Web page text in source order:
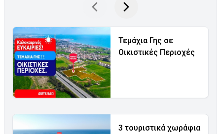
Τεμάχια Γης σε
Οικιστικές Περιοχές
3 τουριστικά χωράφια